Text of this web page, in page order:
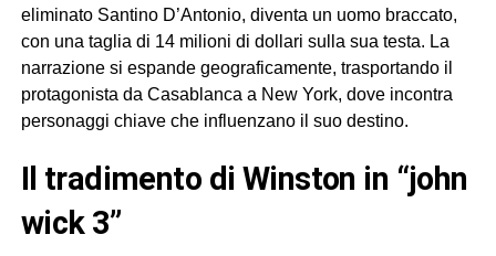
eliminato Santino D’Antonio, diventa un uomo braccato,
con una taglia di 14 milioni di dollari sulla sua testa. La
narrazione si espande geograficamente, trasportando il
protagonista da Casablanca a New York, dove incontra
personaggi chiave che influenzano il suo destino.
il tradimento di Winston in “john
wick 3”